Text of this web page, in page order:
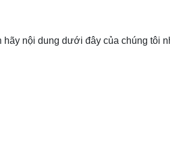
nội dung dưới đây của chúng tôi